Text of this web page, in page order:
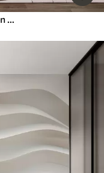
Hojas pastel sobre fondo de mármol en tonos beige